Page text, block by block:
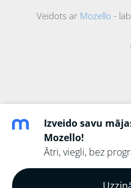
Veidots ar Mozello -
Izveido savu
Mozello!
Ātri, viegli, bez